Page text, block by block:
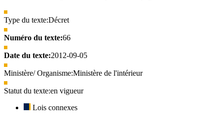
Type du texte:Décret
Numéro du texte:66
Date du texte:2012-09-05
Ministère/ Organisme:Ministère de l'intérieur
Statut du texte:en vigueur
Lois connexes